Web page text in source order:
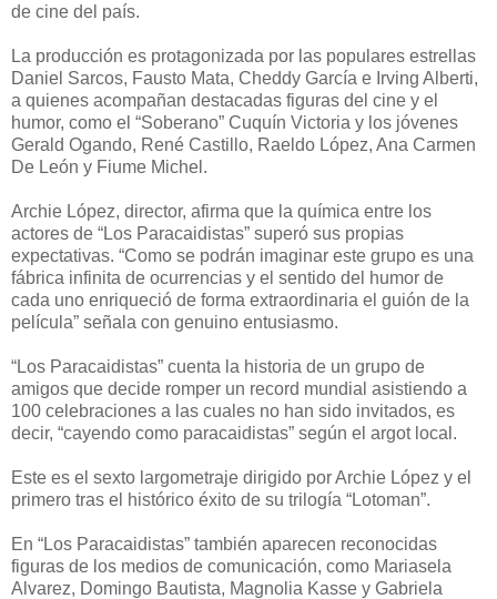
de cine del país.
La producción es protagonizada por las populares estrellas
Daniel Sarcos, Fausto Mata, Cheddy García e Irving Alberti,
a quienes acompañan destacadas figuras del cine y el
humor, como el “Soberano” Cuquín Victoria y los jóvenes
Gerald Ogando, René Castillo, Raeldo López, Ana Carmen
De León y Fiume Michel.
Archie López, director, afirma que la química entre los
actores de “Los Paracaidistas” superó sus propias
expectativas. “Como se podrán imaginar este grupo es una
fábrica infinita de ocurrencias y el sentido del humor de
cada uno enriqueció de forma extraordinaria el guión de la
película” señala con genuino entusiasmo.
“Los Paracaidistas” cuenta la historia de un grupo de
amigos que decide romper un record mundial asistiendo a
100 celebraciones a las cuales no han sido invitados, es
decir, “cayendo como paracaidistas” según el argot local.
Este es el sexto largometraje dirigido por Archie López y el
primero tras el histórico éxito de su trilogía “Lotoman”.
En “Los Paracaidistas” también aparecen reconocidas
figuras de los medios de comunicación, como Mariasela
Alvarez, Domingo Bautista, Magnolia Kasse y Gabriela